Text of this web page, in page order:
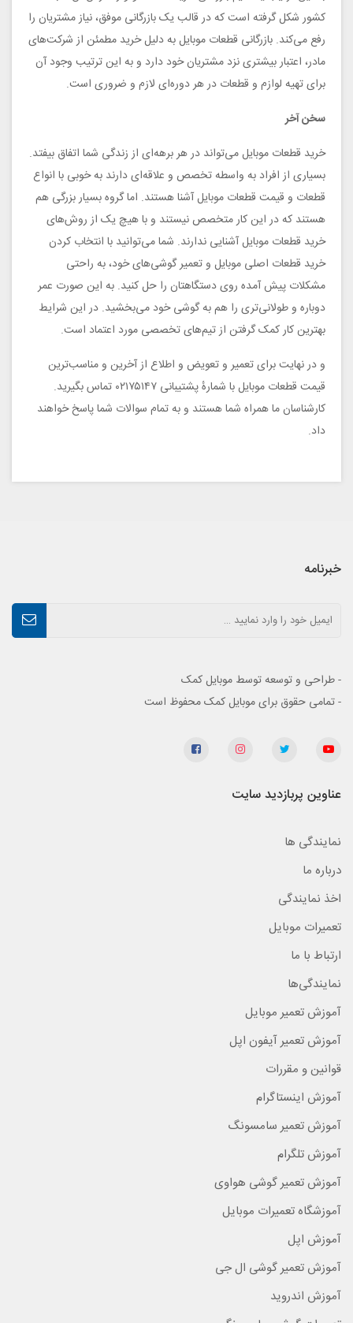
کشور شکل گرفته است که در قالب یک بازرگانی موفق، نیاز مشتریان را
رفع می‌کند. بازرگانی قطعات موبایل به دلیل خرید مطمئن از شرکت‌های
مادر، اعتبار بیشتری نزد مشتریان خود دارد و به این ترتیب وجود آن
برای تهیه لوازم و قطعات در هر دوره‌ای لازم و ضروری است.
سخن آخر
خرید قطعات موبایل می‌تواند در هر برهه‌ای از زندگی شما اتفاق بیفتد.
بسیاری از افراد به واسطه تخصص و علاقه‌ای دارند به خوبی با انواع
قطعات و قیمت قطعات موبایل آشنا هستند. اما گروه بسیار بزرگی هم
هستند که در این کار متخصص نیستند و با هیچ یک از روش‌های
خرید قطعات موبایل آشنایی ندارند. شما می‌توانید با انتخاب کردن
خرید قطعات اصلی موبایل و تعمیر گوشی‌های خود، به راحتی
مشکلات پیش آمده روی دستگاهتان را حل کنید. به این صورت عمر
دوباره و طولانی‌تری را هم به گوشی خود می‌بخشید. در این شرایط
بهترین کار کمک گرفتن از تیم‌های تخصصی مورد اعتماد است.
و در نهایت برای تعمیر و تعویض و اطلاع از آخرین و مناسب‌ترین
قیمت قطعات موبایل با شمارهٔ پشتیبانی ۰۲۱۷۵۱۴۷ تماس بگیرید.
کارشناسان ما همراه شما هستند و به تمام سوالات شما پاسخ خواهند
داد.
خبرنامه
- طراحی و توسعه توسط موبایل کمک
- تمامی حقوق برای موبایل کمک محفوظ است
عناوین پربازدید سایت
نمایندگی ها
درباره ما
اخذ نمایندگی
تعمیرات موبایل
ارتباط با ما
نمایندگی‌ها
آموزش تعمیر موبایل
آموزش تعمیر آیفون اپل
قوانین و مقررات
آموزش اینستاگرام
آموزش تعمیر سامسونگ
آموزش تلگرام
آموزش تعمیر گوشی هواوی
آموزشگاه تعمیرات موبایل
آموزش اپل
آموزش تعمیر گوشی ال جی
آموزش اندروید